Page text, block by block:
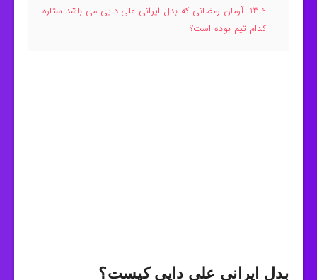
13.4 آرمان رمضانی که بدل ایرانی علی دایی می باشد ستاره
کدام تیم بوده است؟
بدل ایرانی علی دایی کیست؟